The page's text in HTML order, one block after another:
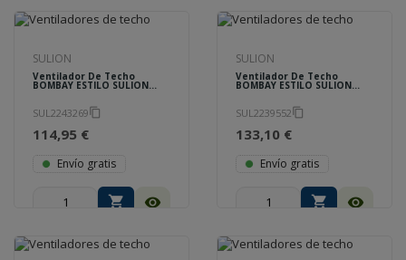
SULION
Ventilador De Techo
BOMBAY ESTILO SULION
SUL2243269content_copy
114,95 €
Envío gratis
shopping_cart visibility
SULION
Ventilador De Techo
BOMBAY ESTILO SULION
SUL2239552content_copy
133,10 €
Envío gratis
shopping_cart visibility